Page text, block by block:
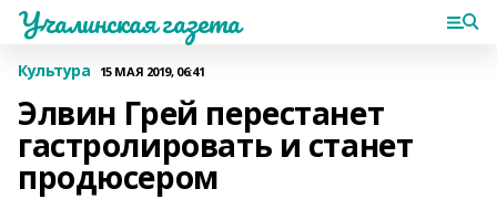
Учалинская газета
Культура 15 МАЯ 2019, 06:41
Элвин Грей перестанет
гастролировать и станет
продюсером